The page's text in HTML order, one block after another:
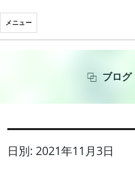
メニュー
ブログ
日別: 2021年11月3日